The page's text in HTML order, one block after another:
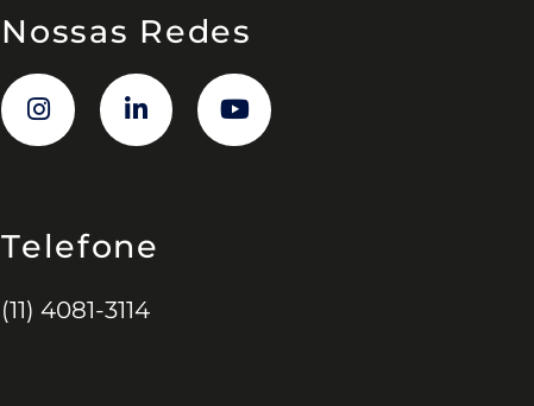
Nossas Redes
Telefone
(11) 4081-3114